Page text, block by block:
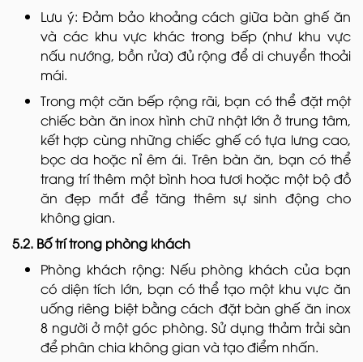
Lưu ý: Đảm bảo khoảng cách giữa bàn ghế ăn
và các khu vực khác trong bếp (như khu vực
nấu nướng, bồn rửa) đủ rộng để di chuyển thoải
mái.
Trong một căn bếp rộng rãi, bạn có thể đặt một
chiếc bàn ăn inox hình chữ nhật lớn ở trung tâm,
kết hợp cùng những chiếc ghế có tựa lưng cao,
bọc da hoặc nỉ êm ái. Trên bàn ăn, bạn có thể
trang trí thêm một bình hoa tươi hoặc một bộ đồ
ăn đẹp mắt để tăng thêm sự sinh động cho
không gian.
5.2. Bố trí trong phòng khách
Phòng khách rộng: Nếu phòng khách của bạn
có diện tích lớn, bạn có thể tạo một khu vực ăn
uống riêng biệt bằng cách đặt bàn ghế ăn inox
8 người ở một góc phòng. Sử dụng thảm trải sàn
để phân chia không gian và tạo điểm nhấn.